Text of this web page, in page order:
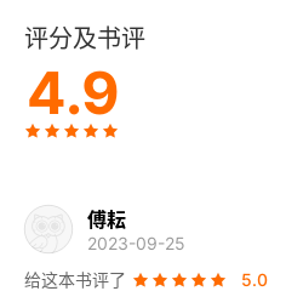
谈爱书
爱书续谈
与友人论学习古文
题文集珍藏本
评分及书评
4.9
傅耘
2023-09-25
给这本书评了
5.0